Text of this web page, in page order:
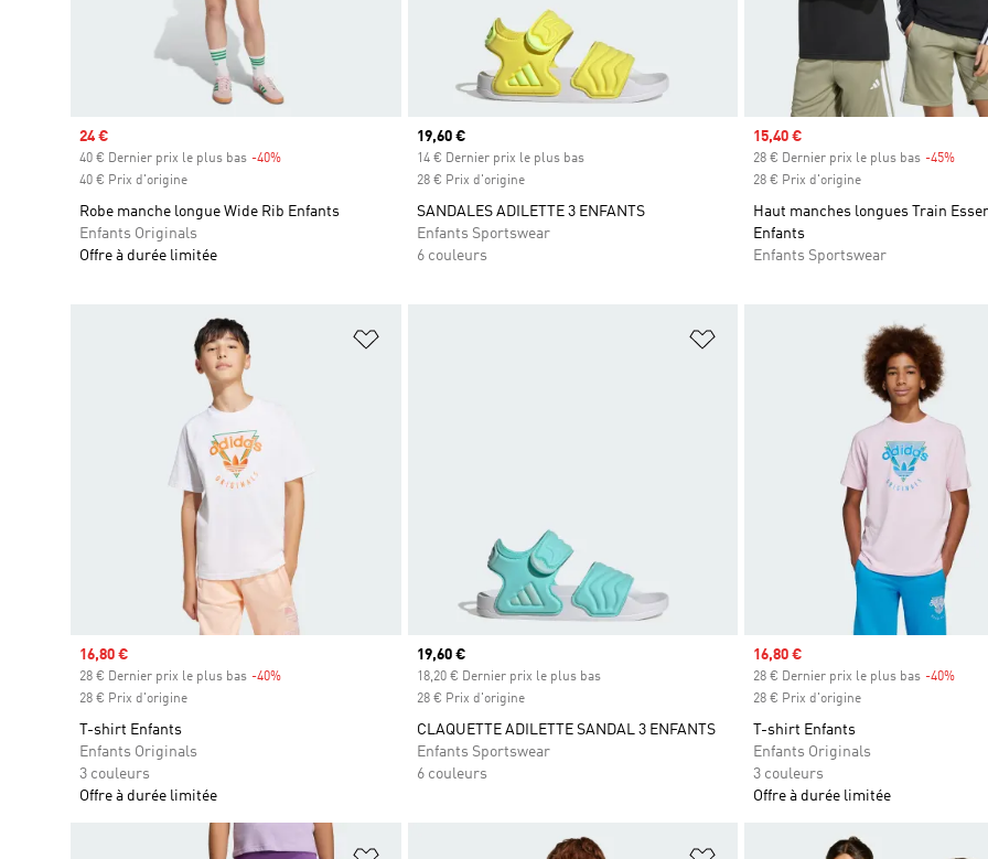
Prix soldé
24 €
40 € Dernier prix le plus bas -40%
40 € Prix d'origine
Robe manche longue Wide Rib Enfants
Enfants Originals
Offre à durée limitée
Prix actuel
19,60 €
14 € Dernier prix le plus bas
28 € Prix d'origine
SANDALES ADILETTE 3 ENFANTS
Enfants Sportswear
6 couleurs
Prix soldé
15,40 €
28 € Dernier prix le plus bas -45%
28 € Prix d'origine
Haut manches longues Train
Enfants
Enfants Sportswear
Prix soldé
16,80 €
28 € Dernier prix le plus bas -40%
28 € Prix d'origine
T-shirt Enfants
Enfants Originals
3 couleurs
Offre à durée limitée
Ajouter à la Liste de produits
Prix actuel
19,60 €
18,20 € Dernier prix le plus bas
28 € Prix d'origine
CLAQUETTE ADILETTE SANDAL 3 ENFANTS
Enfants Sportswear
6 couleurs
Prix soldé
16,80 €
28 € Dernier prix le plus bas -40%
28 € Prix d'origine
T-shirt Enfants
Enfants Originals
3 couleurs
Offre à durée limitée
Ajouter à la Liste de produits favoris Ajouter à la Liste de produits